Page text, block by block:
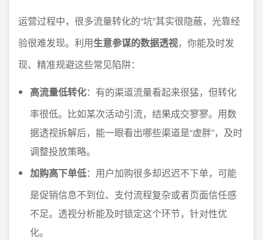
运营过程中，很多流量转化的“坑”其实很隐蔽，光靠经
验很难发现。利用生意参谋的数据透视，你能及时发
现、精准规避这些常见陷阱：
高流量低转化：有的渠道流量看起来很猛，但转化
率很低。比如某次活动引流，结果成交寥寥。用数
据透视拆解后，能一眼看出哪些渠道是“虚胖”，及时
调整投放策略。
加购高下单低：用户加购很多却迟迟不下单，可能
是促销信息不到位、支付流程复杂或者页面信任感
不足。透视分析能及时锁定这个环节，针对性优
化。